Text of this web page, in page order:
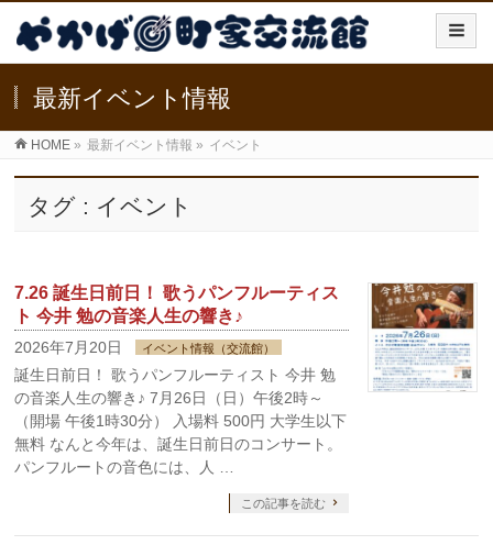
最新イベント情報
HOME » 最新イベント情報 » イベント
タグ : イベント
7.26 誕生日前日！ 歌うパンフルーティス
ト 今井 勉の音楽人生の響き♪
2026年7月20日 イベント情報（交流館）
誕生日前日！ 歌うパンフルーティスト 今井 勉
の音楽人生の響き♪ 7月26日（日）午後2時～
（開場 午後1時30分） 入場料 500円 大学生以下
無料 なんと今年は、誕生日前日のコンサート。
パンフルートの音色には、人 …
この記事を読む